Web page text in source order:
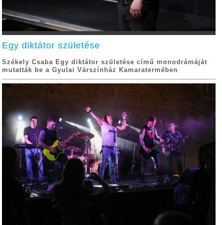
Egy diktátor születése
Székely Csaba Egy diktátor születése című monodrámáját
mutatták be a Gyulai Várszínház Kamaratermében